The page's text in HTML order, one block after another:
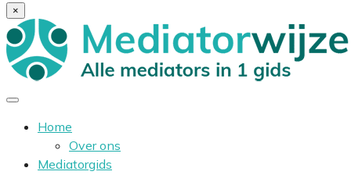
×
Home
Over ons
Mediatorgids